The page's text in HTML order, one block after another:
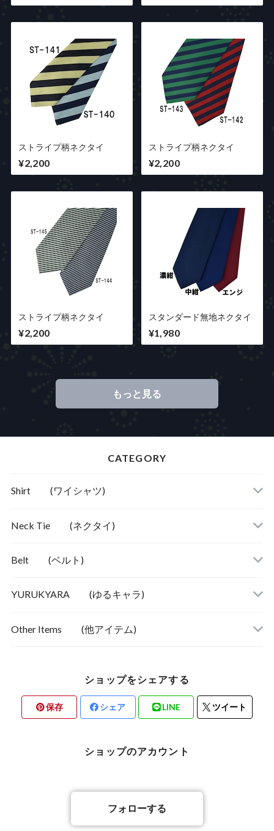
ストライプ柄ネクタイ
¥2,200
ストライプ柄ネクタイ
¥2,200
ストライプ柄ネクタイ
¥2,200
スタンダード無地ネクタイ
¥1,980
もっと見る
CATEGORY
Shirt (ワイシャツ)
ビジネス＆カジュアル
Neck Tie (ネクタイ)
ストライプ系
Belt (ベルト)
YURUKYARA (ゆるキャラ)
Other Items (他アイテム)
ショップをシェアする
保存 シェア LINE ツイート
ショップのアカウント
フォローする